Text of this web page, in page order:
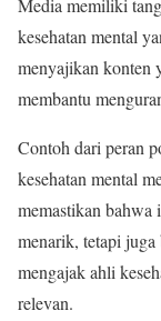
Media memiliki
kesehatan mental
menyajikan konten
membantu
Contoh dari peran
kesehatan mental
memastikan bahwa
menarik, tetapi
mengajak ahli
relevan.